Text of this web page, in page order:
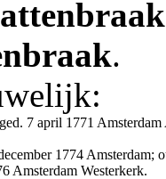
.
7 april 1771
1774 Amsterdam;
Amsterdam Westerkerk.